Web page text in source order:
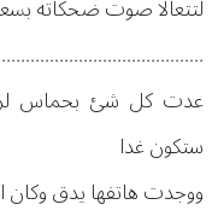
لتتعالا صوت ضحكاته
عدت كل شئ بحماس
ستكون غدا
ووجدت هاتفها يدق وكان